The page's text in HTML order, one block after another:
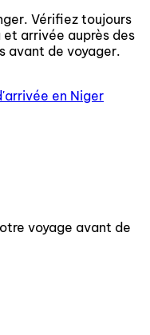
Vérifiez toujours
arrivée auprès des
avant de voyager.
en Niger
voyage avant de